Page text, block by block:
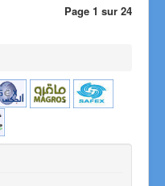
Page 1 sur 24